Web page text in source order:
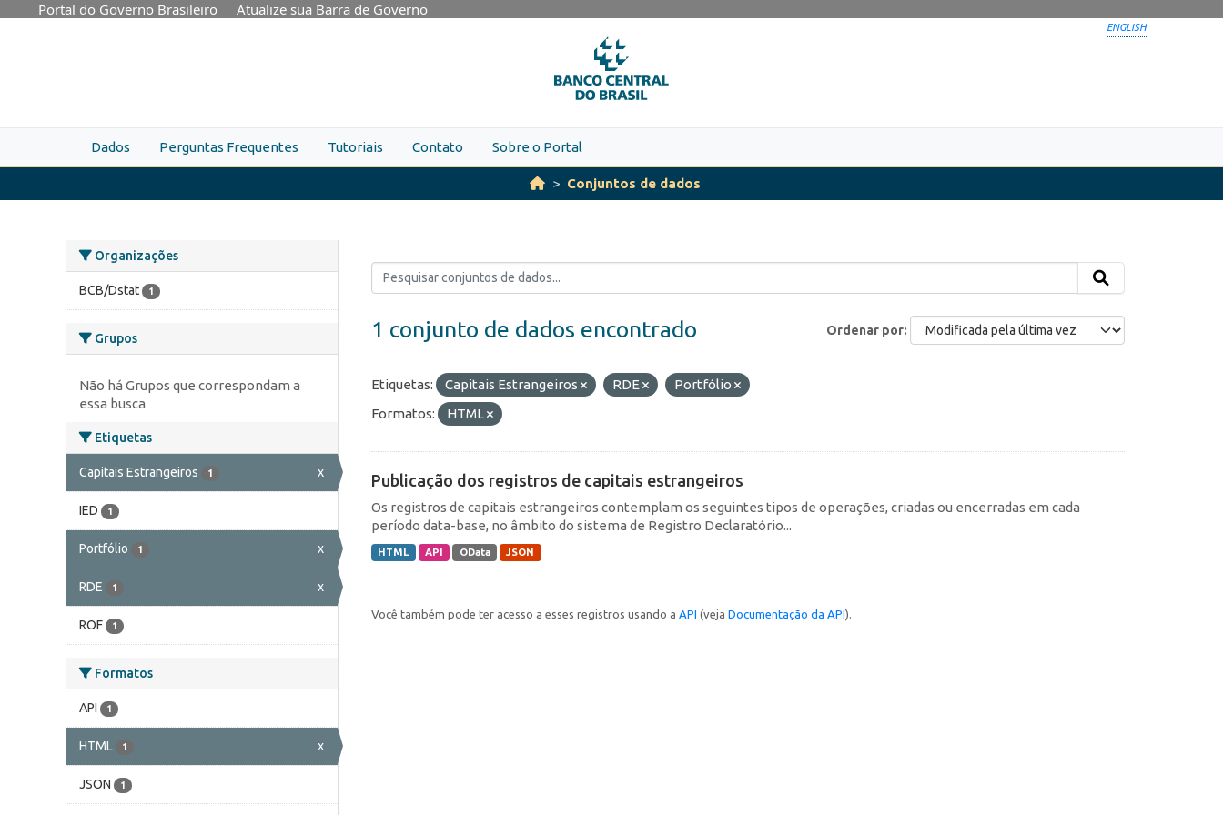
Skip to main content
Portal do Governo Brasileiro Atualize sua Barra de Governo
ENGLISH
Dados Perguntas Frequentes Tutoriais Contato Sobre o Portal
Conjuntos de dados
Organizações
BCB/Dstat 1
Grupos
Não há Grupos que correspondam a
essa busca
Etiquetas
Capitais Estrangeiros 1 x
IED 1
Portfólio 1 x
RDE 1 x
ROF 1
Formatos
API 1
HTML 1 x
JSON 1
Ordenar por
1 conjunto de dados encontrado
Etiquetas: Capitais Estrangeiros RDE
Portfólio
Formatos:
HTML
Publicação dos registros de capitais estrangeiros
Os registros de capitais estrangeiros contemplam os seguintes tipos de operações, criadas ou encerradas em cada
período data-base, no âmbito do sistema de Registro Declaratório...
HTML API OData JSON
Você também pode ter acesso a esses registros usando a API (veja Documentação da API).